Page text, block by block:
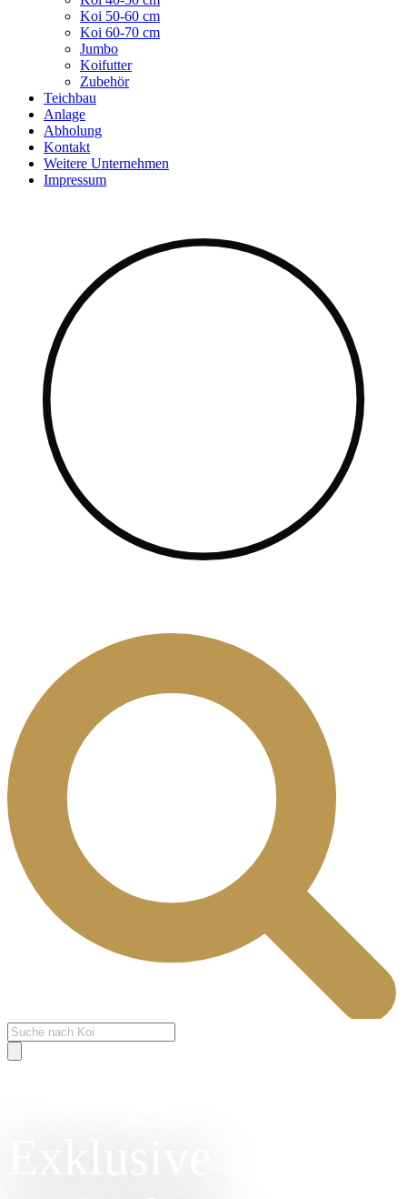
Koi 50-60 cm
Koi 60-70 cm
Jumbo
Koifutter
Zubehör
Teichbau
Anlage
Abholung
Kontakt
Weitere Unternehmen
Impressum
Products
search